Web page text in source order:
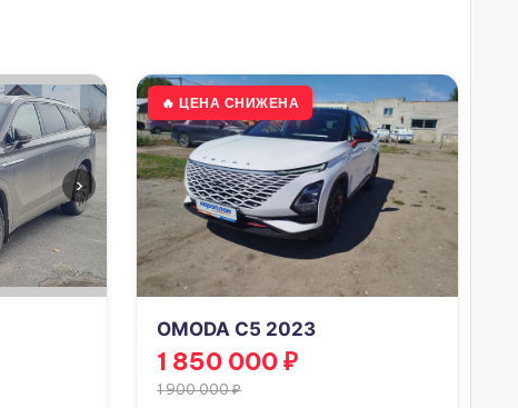
›
🔥 ЦЕНА СНИЖЕНА
OMODA C5 2023
1 850 000 ₽
1 900 000 ₽